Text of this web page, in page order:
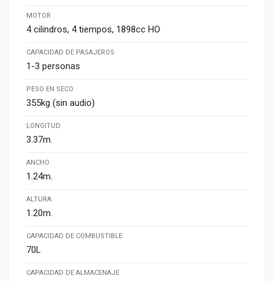
MOTOR
4 cilindros, 4 tiempos, 1898cc HO
CAPACIDAD DE PASAJEROS
1-3 personas
PESO EN SECO
355kg (sin audio)
LONGITUD
3.37m.
ANCHO
1.24m.
ALTURA
1.20m.
CAPACIDAD DE COMBUSTIBLE
70L
CAPACIDAD DE ALMACENAJE